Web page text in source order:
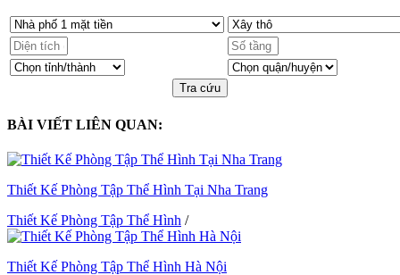
Tra cứu
BÀI VIẾT LIÊN QUAN:
Thiết Kế Phòng Tập Thể Hình Tại Nha Trang
Thiết Kế Phòng Tập Thể Hình /
Thiết Kế Phòng Tập Thể Hình Hà Nội